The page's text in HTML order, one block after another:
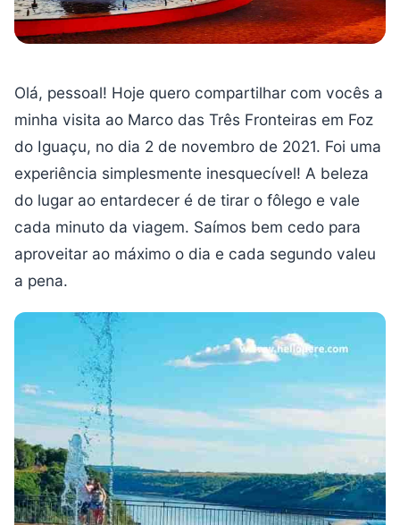
Olá, pessoal! Hoje quero compartilhar com vocês a
minha visita ao Marco das Três Fronteiras em Foz
do Iguaçu, no dia 2 de novembro de 2021. Foi uma
experiência simplesmente inesquecível! A beleza
do lugar ao entardecer é de tirar o fôlego e vale
cada minuto da viagem. Saímos bem cedo para
aproveitar ao máximo o dia e cada segundo valeu
a pena.